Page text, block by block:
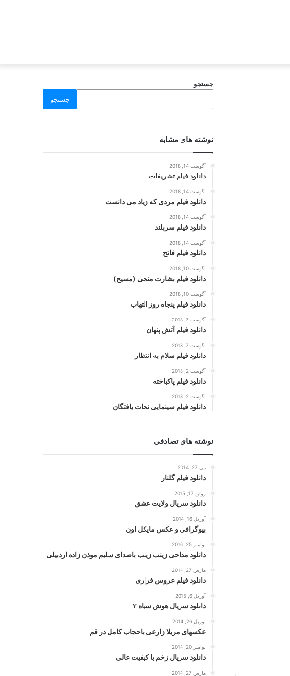
جستجو
جستجو
نوشته های مشابه
آگوست 14, 2018
دانلود فیلم تشریفات
آگوست 14, 2018
دانلود فیلم مردی که زیاد می دانست
آگوست 14, 2018
دانلود فیلم سربلند
آگوست 14, 2018
دانلود فیلم فاتح
آگوست 10, 2018
دانلود فیلم بشارت منجی (مسیح)
آگوست 10, 2018
دانلود فیلم پنجاه روز التهاب
آگوست 7, 2018
دانلود فیلم آتش پنهان
آگوست 7, 2018
دانلود فیلم سلام به انتظار
آگوست 2, 2018
دانلود فیلم پاکباخته
آگوست 2, 2018
دانلود فیلم سینمایی نجات یافتگان
نوشته های تصادفی
می 27, 2014
دانلود فیلم گلنار
ژوئن 17, 2015
دانلود سریال ولایت عشق
آوریل 16, 2014
بیوگرافی و عکس مایکل اون
نوامبر 25, 2016
دانلود مداحی زینب زینب باصدای سلیم موذن زاده اردبیلی
مارس 27, 2014
دانلود فیلم عروس فراری
آوریل 6, 2015
دانلود سریال هوش سیاه ۲
آوریل 26, 2014
عکسهای مریلا زارعی باحجاب کامل در قم
نوامبر 20, 2014
دانلود سریال زخم با کیفیت عالی
مارس 27, 2014